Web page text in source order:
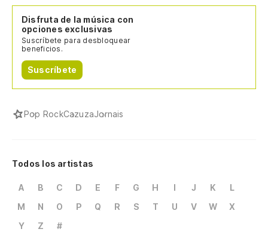
Disfruta de la música con
opciones exclusivas
Suscríbete para desbloquear
beneficios.
Suscríbete
Pop RockCazuzaJornais
Todos los artistas
A B C D E F G H I J K
L
M
N O P Q R S T U V W
X
Y
Z #